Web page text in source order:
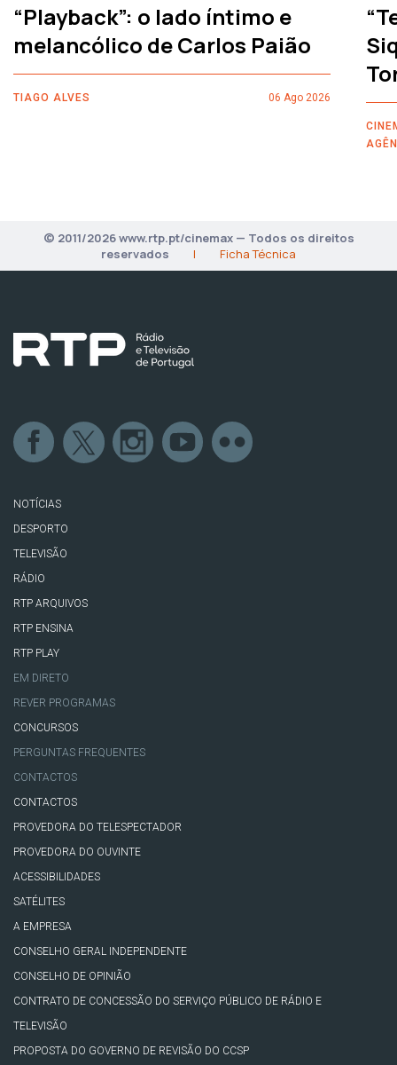
“Playback”: o lado íntimo e
melancólico de Carlos Paião
TIAGO ALVES 06 Ago 2026
© 2011/2026 www.rtp.pt/cinemax — Todos os direitos
reservados
| Ficha Técnica
NOTÍCIAS
DESPORTO
TELEVISÃO
RÁDIO
RTP ARQUIVOS
RTP ENSINA
RTP PLAY
EM DIRETO
REVER PROGRAMAS
CONCURSOS
PERGUNTAS FREQUENTES
CONTACTOS
CONTACTOS
PROVEDORA DO TELESPECTADOR
PROVEDORA DO OUVINTE
ACESSIBILIDADES
SATÉLITES
A EMPRESA
CONSELHO GERAL INDEPENDENTE
CONSELHO DE OPINIÃO
CONTRATO DE CONCESSÃO DO SERVIÇO PÚBLICO DE RÁDIO E
TELEVISÃO
PROPOSTA DO GOVERNO DE REVISÃO DO CCSP